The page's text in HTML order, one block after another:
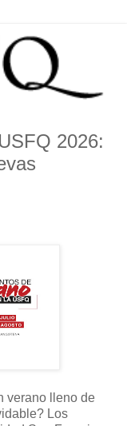
2026:
verano lleno de
Los